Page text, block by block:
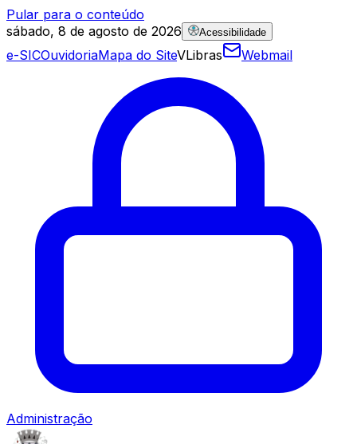
Pular para o conteúdo
sábado, 8 de agosto de 2026
Acessibilidade
e-SICOuvidoriaMapa do SiteVLibras Webmail
Administração